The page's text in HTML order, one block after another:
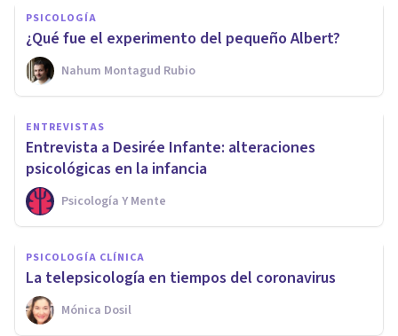
PSICOLOGÍA
¿Qué fue el experimento del pequeño Albert?
Nahum Montagud Rubio
ENTREVISTAS
Entrevista a Desirée Infante: alteraciones
psicológicas en la infancia
Psicología Y Mente
PSICOLOGÍA CLÍNICA
La telepsicología en tiempos del coronavirus
Mónica Dosil